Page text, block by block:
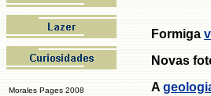
Morales Pages 2008
Formiga
Novas
A